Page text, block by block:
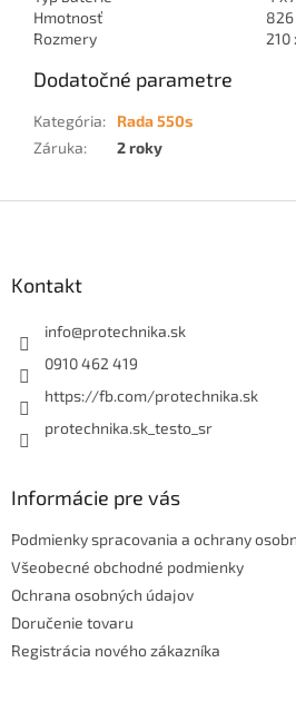
Hmotnosť
Rozmery
210
Dodatočné parametre
Kategória:
Rada 550s
Záruka: 2 roky
Kontakt
info@protechnika.sk
0910 462 419
https://fb.com/protechnika.sk
protechnika.sk_testo_sr
Informácie pre vás
Podmienky spracovania a ochrany
Všeobecné obchodné podmienky
Ochrana osobných údajov
Doručenie tovaru
Registrácia nového zákazníka